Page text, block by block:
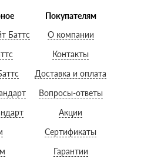
Баттс
Покупателям
О компании
Контакты
Доставка и оплата
Вопросы-ответы
Акции
Сертификаты
Гарантии